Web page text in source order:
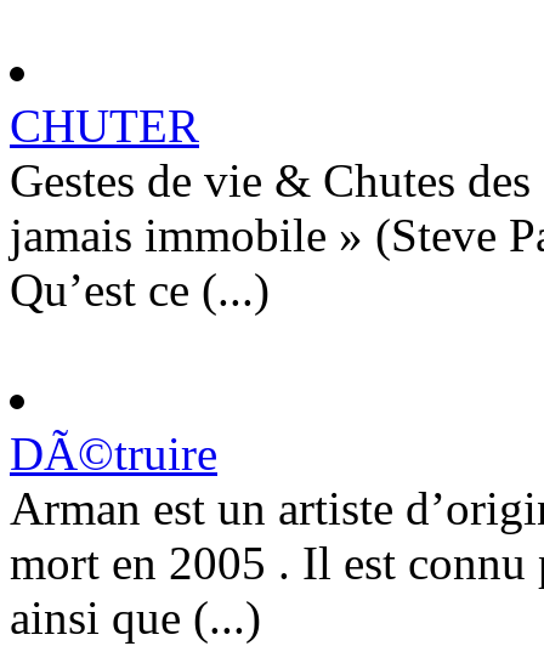
CHUTER
Gestes de vie & Chutes
jamais immobile » (Steve
Qu’est ce (...)
DÃ©truire
Arman est un artiste
mort en 2005 . Il est connu
ainsi que (...)